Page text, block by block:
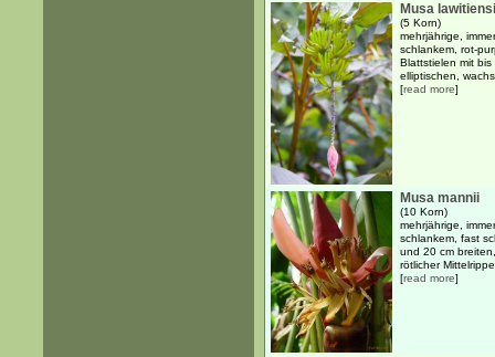
Musa
(5 Korn)
mehrjährige,
schlankem, rot-
Blattstielen mit
elliptischen,
[read more]
Musa mannii
(10 Korn)
mehrjährige,
schlankem, fast
und 20 cm
rötlicher
[read more]